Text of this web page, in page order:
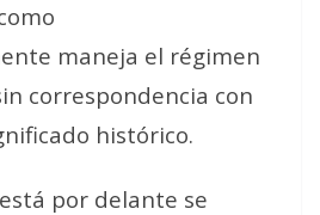
maneja el régimen
correspondencia con
histórico.
por delante se